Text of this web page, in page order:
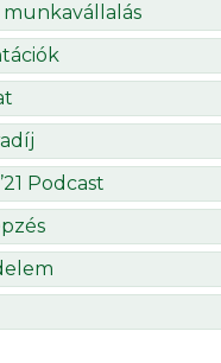
munkavállalás
Podcast